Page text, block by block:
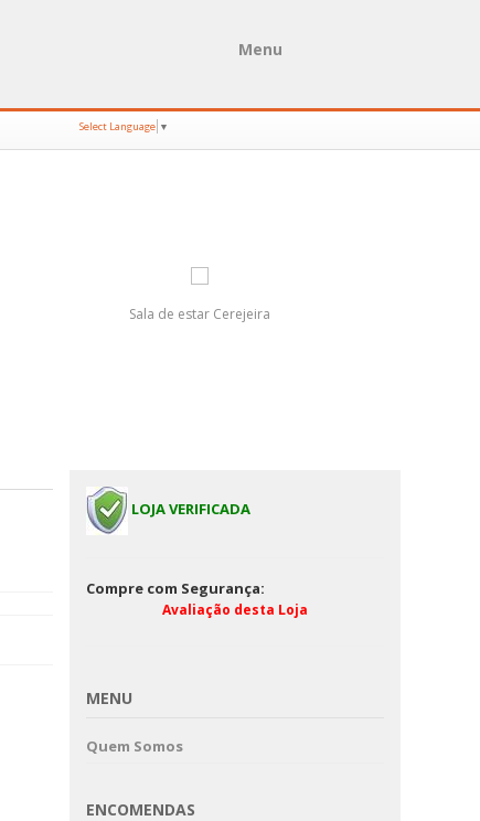
Menu
Select Language ▼
Sala de estar Cerejeira
LOJA VERIFICADA
Compre com Segurança:
Avaliação desta Loja
MENU
Quem Somos
ENCOMENDAS